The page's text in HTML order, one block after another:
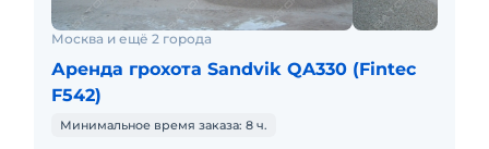
Москва и ещё 2 города
Аренда грохота Sandvik QA330 (Fintec
F542)
Минимальное время заказа: 8 ч.